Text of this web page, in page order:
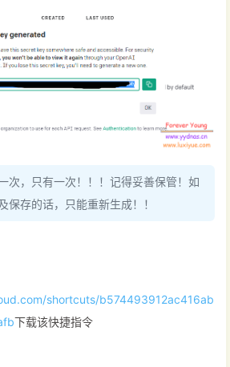
次，只有一次！！！记得妥善保管！如
保存的话，只能重新生成！！
shortcuts/b574493912ac416ab
下载该快捷指令